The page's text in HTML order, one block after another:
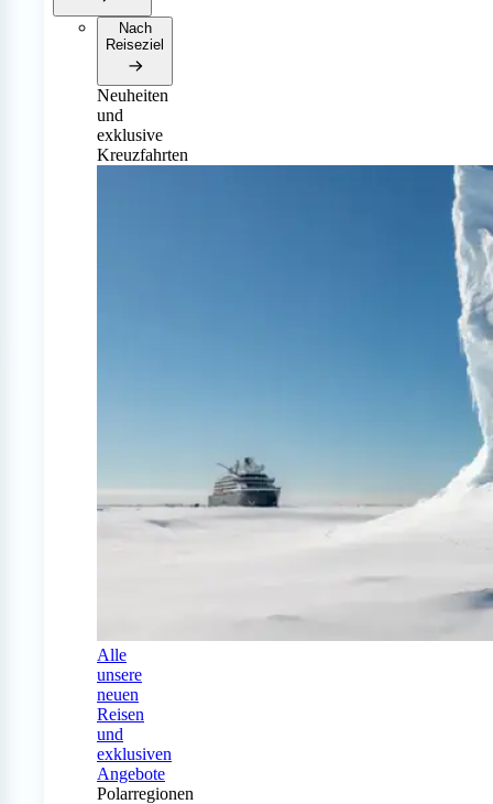
Nach
Reiseziel
Neuheiten
und
exklusive
Kreuzfahrten
Alle
unsere
neuen
Reisen
und
exklusiven
Angebote
Polarregionen